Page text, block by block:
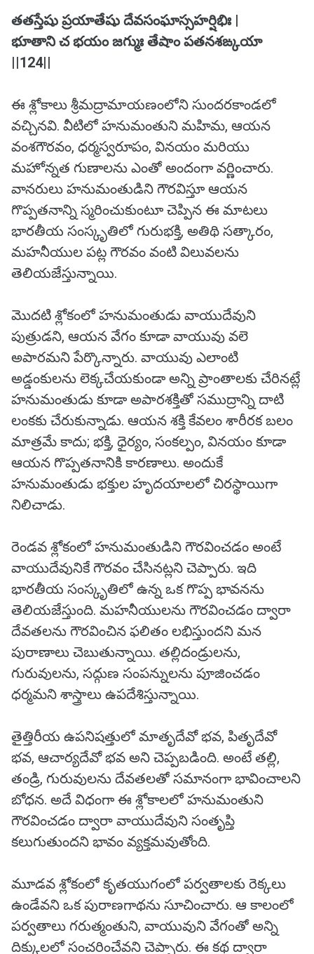
తతస్తేషు ప్రయాతేషు దేవసంఘాస్సహర్షిభిః |
భూతాని చ భయం జగ్ముః తేషాం పతనశఙ్కయా
||124||
ఈ శ్లోకాలు శ్రీమద్రామాయణంలోని సుందరకాండలో
వచ్చినవి. వీటిలో హనుమంతుని మహిమ, ఆయన
వంశగౌరవం, ధర్మస్వరూపం, వినయం మరియు
మహోన్నత గుణాలను ఎంతో అందంగా వర్ణించారు.
వానరులు హనుమంతుడిని గౌరవిస్తూ ఆయన
గొప్పతనాన్ని స్మరించుకుంటూ చెప్పిన ఈ మాటలు
భారతీయ సంస్కృతిలో గురుభక్తి, అతిథి సత్కారం,
మహనీయుల పట్ల గౌరవం వంటి విలువలను
తెలియజేస్తున్నాయి.
మొదటి శ్లోకంలో హనుమంతుడు వాయుదేవుని
పుత్రుడని, ఆయన వేగం కూడా వాయువు వలె
అపారమని పేర్కొన్నారు. వాయువు ఎలాంటి
అడ్డంకులను లెక్కచేయకుండా అన్ని ప్రాంతాలకు చేరినట్లే
హనుమంతుడు కూడా అపారశక్తితో సముద్రాన్ని దాటి
లంకకు చేరుకున్నాడు. ఆయన శక్తి కేవలం శారీరక బలం
మాత్రమే కాదు; భక్తి, ధైర్యం, సంకల్పం, వినయం కూడా
ఆయన గొప్పతనానికి కారణాలు. అందుకే
హనుమంతుడు భక్తుల హృదయాలలో చిరస్థాయిగా
నిలిచాడు.
రెండవ శ్లోకంలో హనుమంతుడిని గౌరవించడం అంటే
వాయుదేవునికే గౌరవం చేసినట్లని చెప్పారు. ఇది
భారతీయ సంస్కృతిలో ఉన్న ఒక గొప్ప భావనను
తెలియజేస్తుంది. మహనీయులను గౌరవించడం ద్వారా
దేవతలను గౌరవించిన ఫలితం లభిస్తుందని మన
పురాణాలు చెబుతున్నాయి. తల్లిదండ్రులను,
గురువులను, సద్గుణ సంపన్నులను పూజించడం
ధర్మమని శాస్త్రాలు ఉపదేశిస్తున్నాయి.
తైత్తిరీయ ఉపనిషత్తులో మాతృదేవో భవ, పితృదేవో
భవ, ఆచార్యదేవో భవ అని చెప్పబడింది. అంటే తల్లి,
తండ్రి, గురువులను దేవతలతో సమానంగా భావించాలని
బోధన. అదే విధంగా ఈ శ్లోకాలలో హనుమంతుని
గౌరవించడం ద్వారా వాయుదేవుని సంతృప్తి
కలుగుతుందని భావం వ్యక్తమవుతోంది.
మూడవ శ్లోకంలో కృతయుగంలో పర్వతాలకు రెక్కలు
ఉండేవని ఒక పురాణగాథను సూచించారు. ఆ కాలంలో
పర్వతాలు గరుత్మంతుని, వాయువుని వేగంతో అన్ని
దిక్కులలో సంచరించేవని చెప్పారు. ఈ కథ ద్వారా